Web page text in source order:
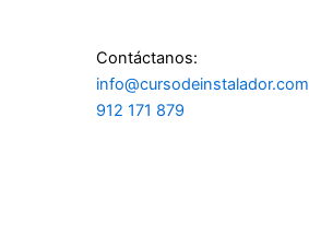
Contáctanos:
info@cursodeinstalador.com
912 171 879